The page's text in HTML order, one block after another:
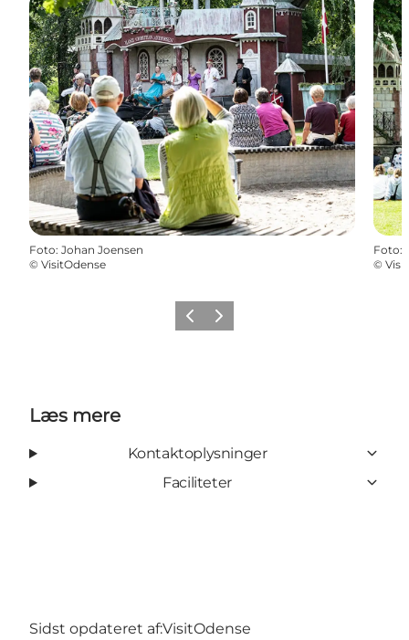
Foto: Johan Joensen
© VisitOdense
Foto:
©
ForrigeNæste
Læs mere
Kontaktoplysninger
Faciliteter
Sidst opdateret af:VisitOdense